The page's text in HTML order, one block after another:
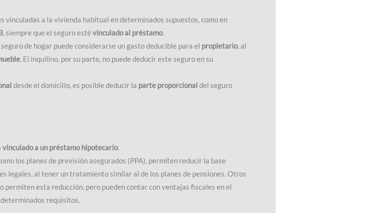
vinculadas a la vivienda habitual en determinados supuestos, como en
, siempre que el seguro esté vinculado al préstamo.
de hogar puede considerarse un gasto deducible para el propietario, al
. El inquilino, por su parte, no puede deducir este seguro en su
desde el domicilio, es posible deducir la parte proporcional del seguro
vinculado a un préstamo hipotecario.
los planes de previsión asegurados (PPA), permiten reducir la base
legales, al tener un tratamiento similar al de los planes de pensiones. Otros
permiten esta reducción, pero pueden contar con ventajas fiscales en el
requisitos.